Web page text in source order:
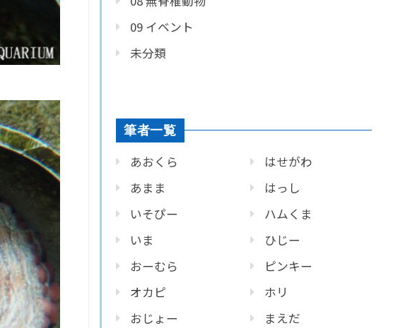
09 イベント
未分類
筆者一覧
あおくら
あまま
いそぴー
いま
おーむら
オカピ
おじょー
はせがわ
はっし
ハムくま
ひじー
ピンキー
ホリ
まえだ